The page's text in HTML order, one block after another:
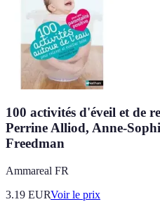
100 activités d'éveil et de
Perrine Alliod, Anne-
Freedman
Ammareal FR
3.19 EURVoir le prix